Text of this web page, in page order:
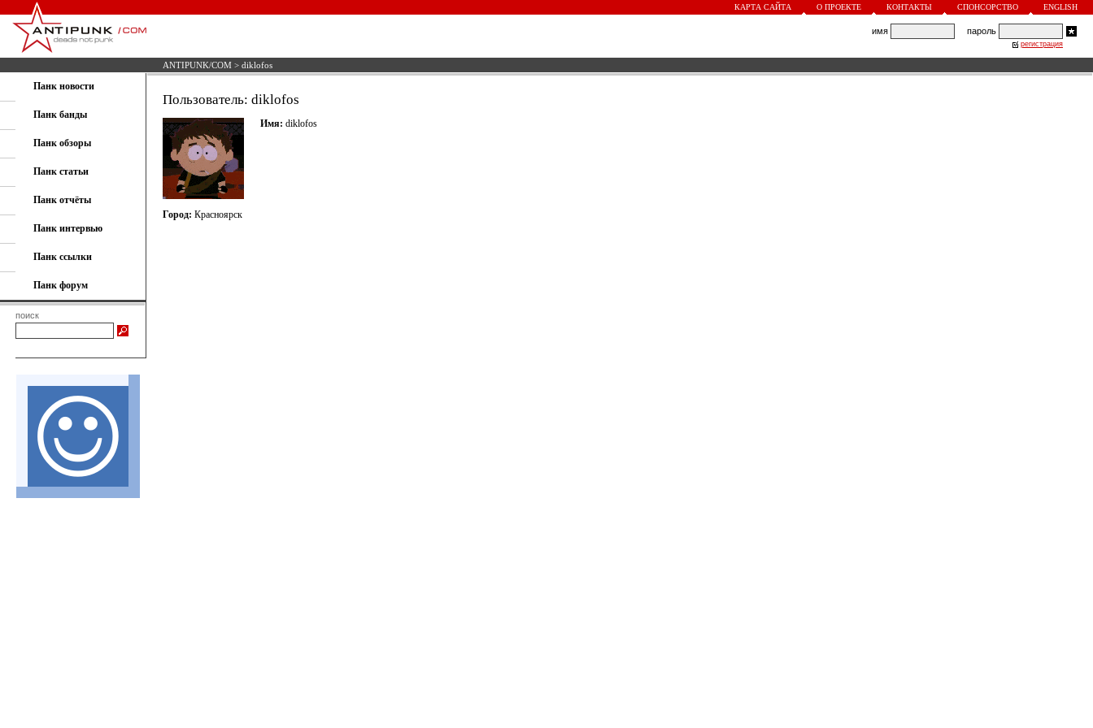
КАРТА САЙТА О ПРОЕКТЕ КОНТАКТЫ СПОНСОРСТВО ENGLISH
имя пароль
регистрация
ANTIPUNK/COM > diklofos
Панк новости
Панк банды
Панк обзоры
Панк статьи
Панк отчёты
Панк интервью
Панк ссылки
Панк форум
поиск
Пользователь: diklofos
Имя: diklofos
Город: Красноярск